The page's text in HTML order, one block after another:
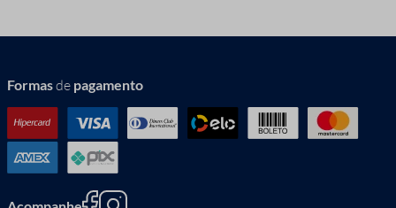
Formasde pagamento